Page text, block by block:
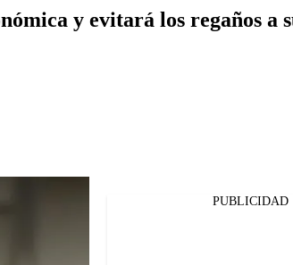
y evitará los regaños a
PUBLICIDAD